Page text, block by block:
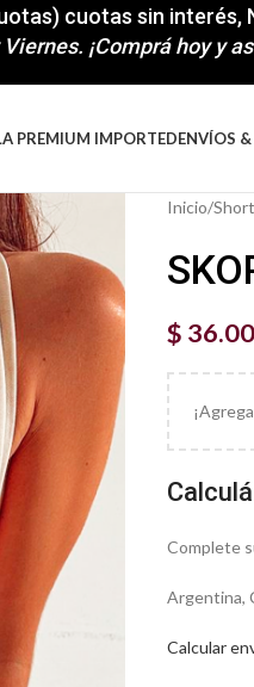
cuotas sin interés,
¡Comprá hoy y
PREMIUM IMPORTEDENVÍOS
Inicio/
$
¡Agrega
Complete
Argentina,
Calcular